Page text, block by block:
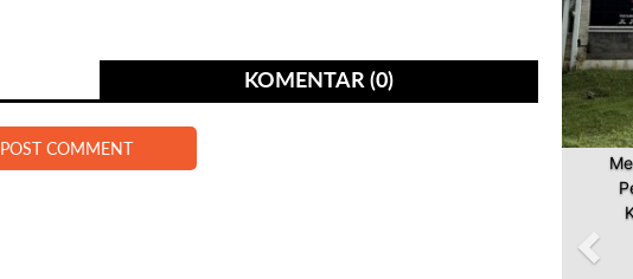
KOMENTAR (0)
POST COMMENT